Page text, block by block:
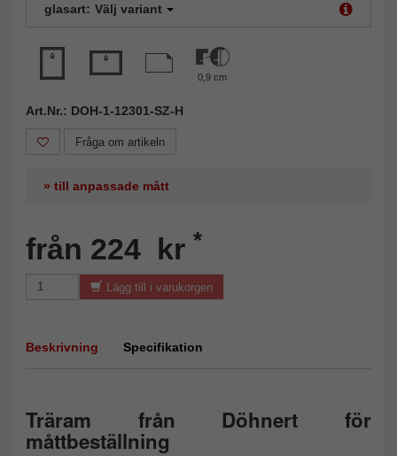
glasart: Välj variant
0,9 cm
Art.Nr.: DOH-1-12301-SZ-H
Fråga om artikeln
» till anpassade mått
från 224 kr *
Lägg till i varukorgen
Beskrivning Specifikation
Träram från Döhnert för
måttbeställning